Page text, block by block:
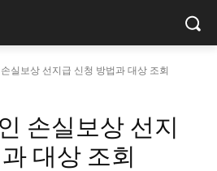
실보상 선지급 신청 방법과 대상 조회
손실보상 선지
대상 조회